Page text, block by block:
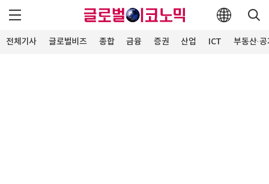
전체기사 글로벌비즈 종합 금융 증권 산업 ICT 부동산·